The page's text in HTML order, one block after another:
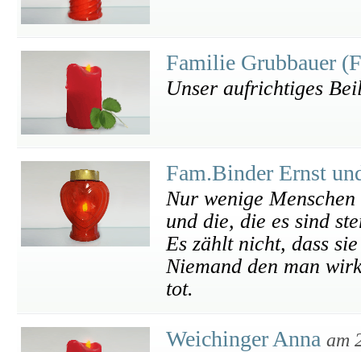
Familie Grubbauer
Unser aufrichtiges
Fam.Binder Ernst
Nur wenige
und die, die es sind
Es zählt nicht, dass
Niemand den man
tot.
Weichinger Anna am